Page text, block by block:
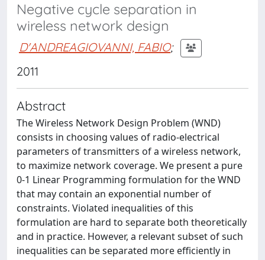
Negative cycle separation in
wireless network design
D'ANDREAGIOVANNI, FABIO;
2011
Abstract
The Wireless Network Design Problem (WND)
consists in choosing values of radio-electrical
parameters of transmitters of a wireless network,
to maximize network coverage. We present a pure
0-1 Linear Programming formulation for the WND
that may contain an exponential number of
constraints. Violated inequalities of this
formulation are hard to separate both theoretically
and in practice. However, a relevant subset of such
inequalities can be separated more efficiently in